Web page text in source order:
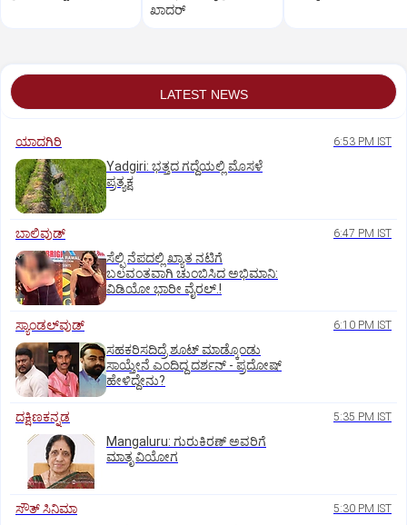
ಖಾದರ್
LATEST NEWS
ಯಾದಗಿರಿ 6:53 PM IST
Yadgiri: ಭತ್ತದ ಗದ್ದೆಯಲ್ಲಿ ಮೊಸಳೆ
ಪ್ರತ್ಯಕ್ಷ
ಬಾಲಿವುಡ್‌ 6:47 PM IST
ಸೆಲ್ಫಿ ನೆಪದಲ್ಲಿ ಖ್ಯಾತ ನಟಿಗೆ
ಬಲವಂತವಾಗಿ ಚುಂಬಿಸಿದ ಅಭಿಮಾನಿ:
ವಿಡಿಯೋ ಭಾರೀ ವೈರಲ್.!
ಸ್ಯಾಂಡಲ್‌ವುಡ್‌ 6:10 PM IST
ಸಹಕರಿಸದಿದ್ರೆ ಶೂಟ್‌ ಮಾಡ್ಕೊಂಡು
ಸಾಯ್ತೇನೆ ಎಂದಿದ್ದ ದರ್ಶನ್‌ - ಪ್ರದೋಷ್‌
ಹೇಳಿದ್ದೇನು?
ದಕ್ಷಿಣಕನ್ನಡ 5:35 PM IST
Mangaluru: ಗುರುಕಿರಣ್ ಅವರಿಗೆ
ಮಾತೃ ವಿಯೋಗ
ಸೌತ್‌ ಸಿನಿಮಾ 5:30 PM IST